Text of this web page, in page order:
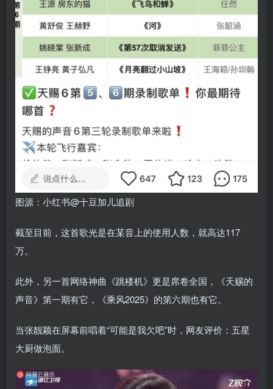
图源：小红书@十豆加儿追剧
截至目前，这首歌光是在某音上的使用人数，就高达117
万。
此外，另一首网络神曲《跳楼机》更是席卷全国，《天赐的
声音》第一期有它，《乘风2025》的第六期也有它。
当张靓颖在屏幕前唱着“可能是我欠吧”时，网友评价：五星
大厨做泡面。